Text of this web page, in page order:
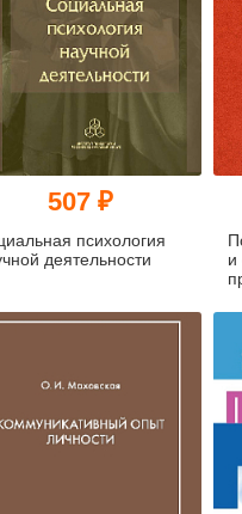
507 ₽
психология
деятельности
и